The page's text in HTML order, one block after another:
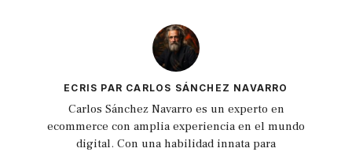
ECRIS PAR CARLOS SÁNCHEZ NAVARRO
Carlos Sánchez Navarro es un experto en
ecommerce con amplia experiencia en el mundo
digital. Con una habilidad innata para